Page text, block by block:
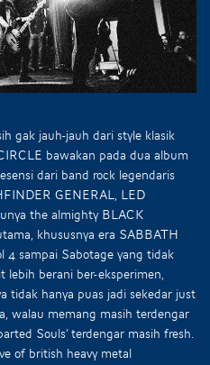
gak jauh-jauh dari style klasik
bawakan pada dua album
dari band rock legendaris
GENERAL, LED
the almighty BLACK
khususnya era SABBATH
4 sampai Sabotage yang tidak
berani ber-eksperimen,
tidak hanya puas jadi sekedar just
walau memang masih terdengar
Souls’ terdengar masih fresh.
of british heavy metal